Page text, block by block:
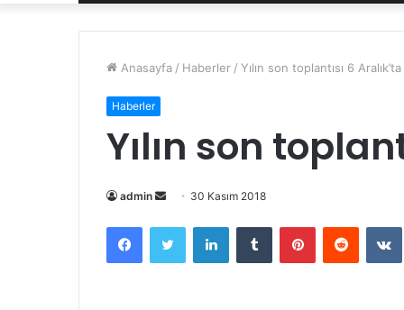
Anasayfa / Haberler / Yılın son toplantısı 6 Aralık’ta
Haberler
Yılın son
admin
r
e
30 Kasım 2018